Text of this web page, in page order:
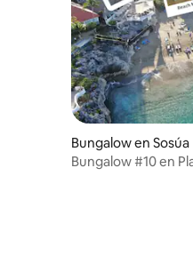
Bungalow en Sosúa
Bungalow #10 en